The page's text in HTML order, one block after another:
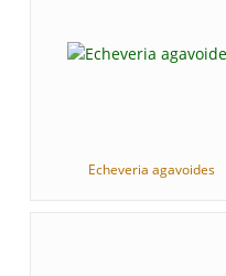
Echeveria agavoides